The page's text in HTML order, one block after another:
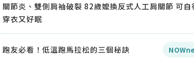
關節炎、雙側肩袖破裂 82歲嬤換反式人工肩關節 可自
穿衣又好眠
跑友必看！低溫跑馬拉松的三個秘訣